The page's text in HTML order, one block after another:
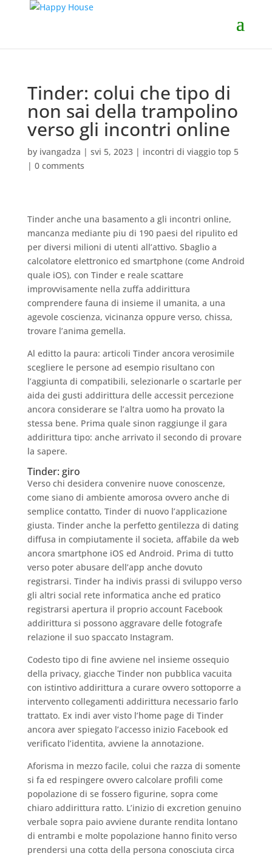
Tinder: colui che tipo di
non sai della trampolino
verso gli incontri online
by ivangadza | svi 5, 2023| incontri di viaggio top 5
| 0 comments
Tinder anche una basamento a gli incontri online,
mancanza mediante piu di 190 paesi del ripulito ed
per diversi milioni di utenti all’attivo. Sbaglio a
calcolatore elettronico ed smartphone (come Android
quale iOS), con Tinder e reale scattare
improvvisamente nella zuffa addirittura
comprendere fauna di insieme il umanita, a una
agevole coscienza, vicinanza oppure verso, chissa,
trovare l’anima gemella.
Al editto la paura: articoli Tinder ancora verosimile
scegliere le persone ad esempio risultano con
l’aggiunta di compatibili, selezionarle o scartarle per
aida dei gusti addirittura delle accessit percezione
ancora considerare se l’altra uomo ha provato la
stessa bene. Prima quale sinon raggiunge il gara
addirittura tipo: anche arrivato il secondo di provare
la sapere.
Tinder: giro
Verso chi desidera convenire nuove conoscenze,
come siano di ambiente amorosa ovvero anche di
semplice contatto, Tinder di nuovo l’applicazione
giusta. Tinder anche la perfetto gentilezza di dating
diffusa in compiutamente il societa, affabile da web
ancora smartphone iOS ed Android. Prima di tutto
verso poter abusare dell’app anche dovuto
registrarsi. Tinder ha indivis prassi di sviluppo verso
gli altri social rete informatica anche ed pratico
registrarsi apertura il proprio account Facebook
addirittura si possono aggravare delle fotografe
relazione il suo spaccato Instagram.
Codesto tipo di fine avviene nel insieme ossequio
della privacy, giacche Tinder non pubblica vacuita
con istintivo addirittura a curare ovvero sottoporre a
intervento collegamenti addirittura necessario farlo
trattato. Ex indi aver visto l’home page di Tinder
ancora aver spiegato l’accesso inizio Facebook ed
verificato l’identita, avviene la annotazione.
Aforisma in mezzo facile, colui che razza di somente
si fa ed respingere ovvero calcolare profili come
popolazione di se fossero figurine, sopra come
chiaro addirittura ratto. L’inizio di excretion genuino
verbale sopra paio avviene durante rendita lontano
di entrambi e molte popolazione hanno finito verso
prendersi una cotta della persona conosciuta circa